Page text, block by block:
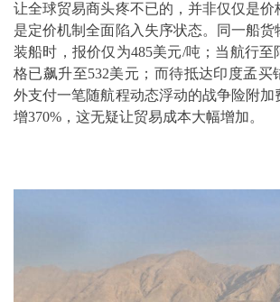
让全球贸易商头疼不已的，并非仅仅是价
是定价机制全面陷入失序状态。同一船货
装船时，报价仅为485美元/吨；当航行至
格已飙升至532美元；而待抵达印度孟买
外支付一笔随航程动态浮动的战争险附加
增370%，这无疑让贸易成本大幅增加。